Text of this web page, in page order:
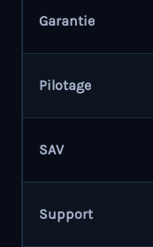
Garantie
Pilotage
SAV
Support